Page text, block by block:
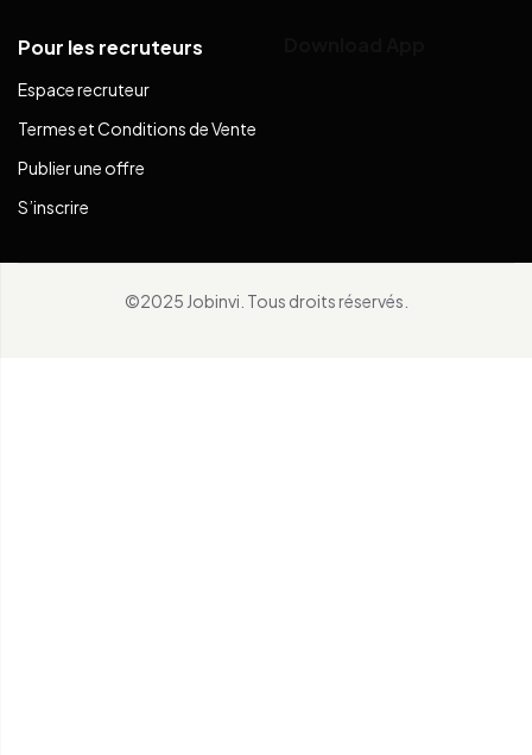
Pour les recruteurs
Espace recruteur
Termes et Conditions de Vente
Publier une offre
S’inscrire
©2025 Jobinvi. Tous droits réservés.